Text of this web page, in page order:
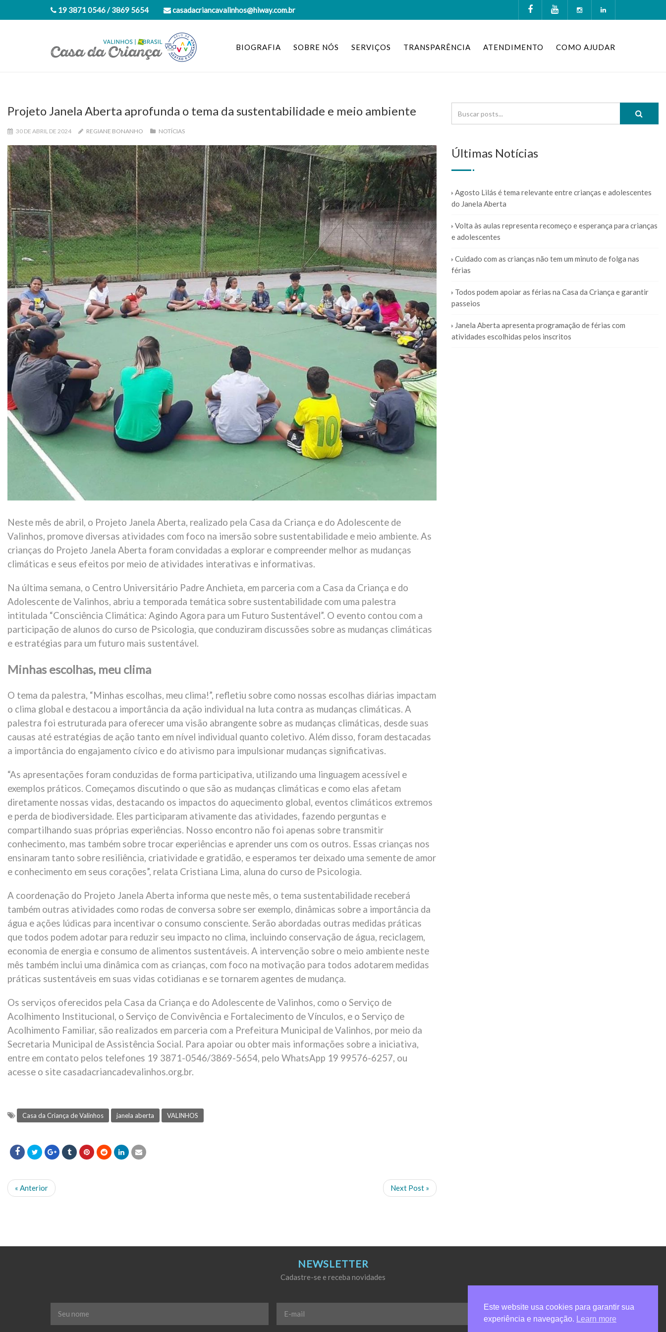
19 3871 0546 / 3869 5654 casadacriancavalinhos@hiway.com.br
BIOGRAFIA SOBRE NÓS SERVIÇOS TRANSPARÊNCIA ATENDIMENTO COMO AJUDAR
Projeto Janela Aberta aprofunda o tema da sustentabilidade e meio ambiente
30 DE ABRIL DE 2024 REGIANE BONANHO NOTÍCIAS
Neste mês de abril, o Projeto Janela Aberta, realizado pela Casa da Criança e do Adolescente de
Valinhos, promove diversas atividades com foco na imersão sobre sustentabilidade e meio ambiente. As
crianças do Projeto Janela Aberta foram convidadas a explorar e compreender melhor as mudanças
climáticas e seus efeitos por meio de atividades interativas e informativas.
Na última semana, o Centro Universitário Padre Anchieta, em parceria com a Casa da Criança e do
Adolescente de Valinhos, abriu a temporada temática sobre sustentabilidade com uma palestra
intitulada “Consciência Climática: Agindo Agora para um Futuro Sustentável”. O evento contou com a
participação de alunos do curso de Psicologia, que conduziram discussões sobre as mudanças climáticas
e estratégias para um futuro mais sustentável.
Minhas escolhas, meu clima
O tema da palestra, “Minhas escolhas, meu clima!”, refletiu sobre como nossas escolhas diárias impactam
o clima global e destacou a importância da ação individual na luta contra as mudanças climáticas. A
palestra foi estruturada para oferecer uma visão abrangente sobre as mudanças climáticas, desde suas
causas até estratégias de ação tanto em nível individual quanto coletivo. Além disso, foram destacadas
a importância do engajamento cívico e do ativismo para impulsionar mudanças significativas.
“As apresentações foram conduzidas de forma participativa, utilizando uma linguagem acessível e
exemplos práticos. Começamos discutindo o que são as mudanças climáticas e como elas afetam
diretamente nossas vidas, destacando os impactos do aquecimento global, eventos climáticos extremos
e perda de biodiversidade. Eles participaram ativamente das atividades, fazendo perguntas e
compartilhando suas próprias experiências. Nosso encontro não foi apenas sobre transmitir
conhecimento, mas também sobre trocar experiências e aprender uns com os outros. Essas crianças nos
ensinaram tanto sobre resiliência, criatividade e gratidão, e esperamos ter deixado uma semente de amor
e conhecimento em seus corações”, relata Cristiana Lima, aluna do curso de Psicologia.
A coordenação do Projeto Janela Aberta informa que neste mês, o tema sustentabilidade receberá
também outras atividades como rodas de conversa sobre ser exemplo, dinâmicas sobre a importância da
água e ações lúdicas para incentivar o consumo consciente. Serão abordadas outras medidas práticas
que todos podem adotar para reduzir seu impacto no clima, incluindo conservação de água, reciclagem,
economia de energia e consumo de alimentos sustentáveis. A intervenção sobre o meio ambiente neste
mês também inclui uma dinâmica com as crianças, com foco na motivação para todos adotarem medidas
práticas sustentáveis em suas vidas cotidianas e se tornarem agentes de mudança.
Os serviços oferecidos pela Casa da Criança e do Adolescente de Valinhos, como o Serviço de
Acolhimento Institucional, o Serviço de Convivência e Fortalecimento de Vínculos, e o Serviço de
Acolhimento Familiar, são realizados em parceria com a Prefeitura Municipal de Valinhos, por meio da
Secretaria Municipal de Assistência Social. Para apoiar ou obter mais informações sobre a iniciativa,
entre em contato pelos telefones 19 3871-0546/3869-5654, pelo WhatsApp 19 99576-6257, ou
acesse o site casadacriancadevalinhos.org.br.
Casa da Criança de Valinhos janela aberta VALINHOS
« Anterior Next Post »
Últimas Notícias
Agosto Lilás é tema relevante entre crianças e adolescentes
do Janela Aberta
Volta às aulas representa recomeço e esperança para crianças
e adolescentes
Cuidado com as crianças não tem um minuto de folga nas
férias
Todos podem apoiar as férias na Casa da Criança e garantir
passeios
Janela Aberta apresenta programação de férias com
atividades escolhidas pelos inscritos
NEWSLETTER
Cadastre-se e receba novidades
Este website usa cookies para garantir sua
experiência e navegação.
Learn more